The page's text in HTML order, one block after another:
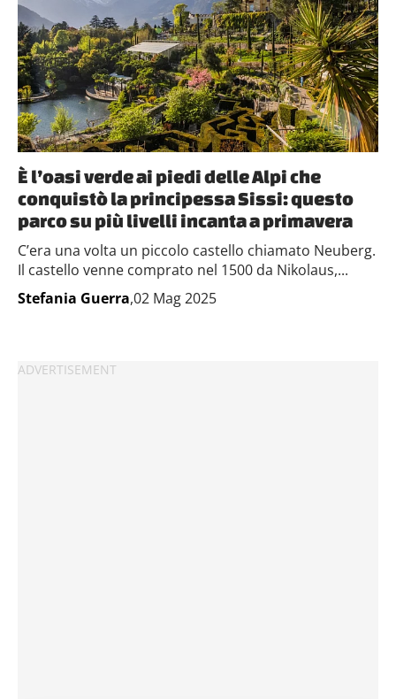
È l’oasi verde ai piedi delle Alpi che
conquistò la principessa Sissi: questo
parco su più livelli incanta a primavera
C’era una volta un piccolo castello chiamato Neuberg.
Il castello venne comprato nel 1500 da Nikolaus,...
Stefania Guerra,02 Mag 2025